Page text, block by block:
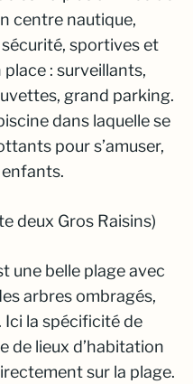
centre nautique,
sportives et
: surveillants,
grand parking.
dans laquelle se
pour s’amuser,
deux Gros Raisins)
une belle plage avec
arbres ombragés,
la spécificité de
de lieux d’habitation
sur la plage.